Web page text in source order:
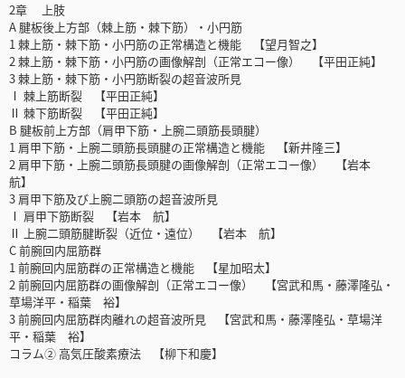
2章 上肢
A 腱板後上方部（棘上筋・棘下筋）・小円筋
1 棘上筋・棘下筋・小円筋の正常構造と機能 【望月智之】
2 棘上筋・棘下筋・小円筋の画像解剖（正常エコー像） 【平田正純】
3 棘上筋・棘下筋・小円筋断裂の超音波所見
Ⅰ 棘上筋断裂 【平田正純】
Ⅱ 棘下筋断裂 【平田正純】
B 腱板前上方部（肩甲下筋・上腕二頭筋長頭腱）
1 肩甲下筋・上腕二頭筋長頭腱の正常構造と機能 【新井隆三】
2 肩甲下筋・上腕二頭筋長頭腱の画像解剖（正常エコー像） 【岩本
航】
3 肩甲下筋及び上腕二頭筋の超音波所見
Ⅰ 肩甲下筋断裂 【岩本 航】
Ⅱ 上腕二頭筋腱断裂（近位・遠位） 【岩本 航】
C 前腕回内屈筋群
1 前腕回内屈筋群の正常構造と機能 【星加昭太】
2 前腕回内屈筋群の画像解剖（正常エコー像） 【宮武和馬・藤澤隆弘・
草場洋平・稲葉 裕】
3 前腕回内屈筋群肉離れの超音波所見 【宮武和馬・藤澤隆弘・草場洋
平・稲葉 裕】
コラム② 高気圧酸素療法 【柳下和慶】